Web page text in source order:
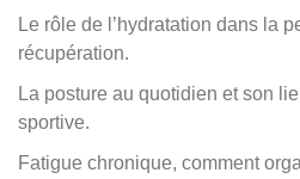
Le rôle de l’hydratation dans la
récupération.
La posture au quotidien et son
sportive.
Fatigue chronique, comment